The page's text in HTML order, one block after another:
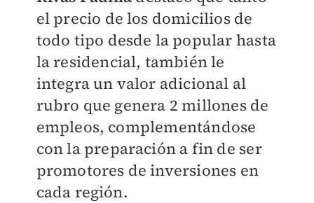
el precio de los domicilios de
todo tipo desde la popular hasta
la residencial, también le
integra un valor adicional al
rubro que genera 2 millones de
empleos, complementándose
con la preparación a fin de ser
promotores de inversiones en
cada región.